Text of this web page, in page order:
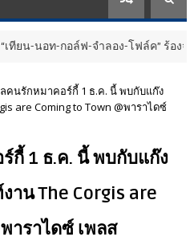
ท-กอล์ฟ-จำลอง-โฟล์ค” ร้องจ๊าก!! อุป
คนรักหมาคอร์กี้ 1 ธ.ค. นี้ พบกับแก๊ง
are Coming to Town @พาราไดซ์
กี้ 1 ธ.ค. นี้ พบกับแก๊ง
น The Corgis are
าราไดซ์ เพลส